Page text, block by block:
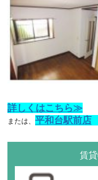
詳しくはこちら≫
または、 平和台駅前店
賃